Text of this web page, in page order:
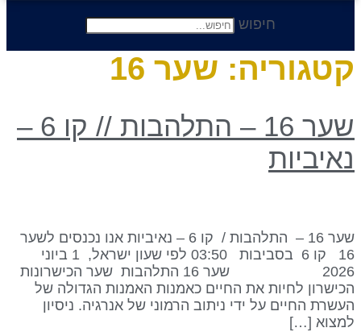
חיפוש
שער 16
שער 16 – התלהבות // קו 6 –
שער 16 – התלהבות / קו 6 – נאיביות אנו נכנסים לשער
16 קו 6 בסביבות 03:50 לפי שעון ישראל, 1 ביוני
2026 שער 16 התלהבות שער הכישרונות
לחיות את החיים כאמנות האמנות הגדולה של
החיים על ידי ניתוב הרמוני של אנרגיה. ניסיון
[…]